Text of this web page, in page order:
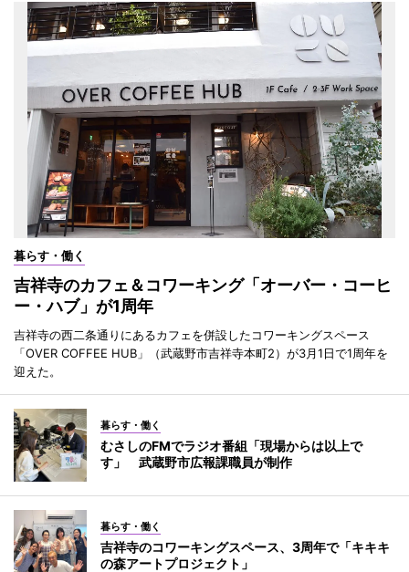
暮らす・働く
吉祥寺のカフェ＆コワーキング「オーバー・コーヒ
ー・ハブ」が1周年
吉祥寺の西二条通りにあるカフェを併設したコワーキングスペース
「OVER COFFEE HUB」（武蔵野市吉祥寺本町2）が3月1日で1周年を
迎えた。
暮らす・働く
むさしのFMでラジオ番組「現場からは以上で
す」 武蔵野市広報課職員が制作
暮らす・働く
吉祥寺のコワーキングスペース、3周年で「キキキ
の森アートプロジェクト」